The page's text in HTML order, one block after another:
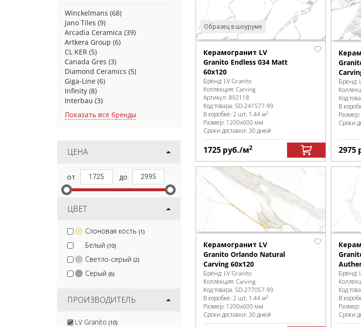
Winckelmans (68)
Jano Tiles (9)
Arcadia Ceramica (39)
Artkera Group (6)
CL KER (5)
Canada Gres (3)
Diamond Ceramics (5)
Giga-Line (6)
Infinity (8)
Interbau (3)
Показать все бренды
ЦЕНА
ЦВЕТ
Слоновая кость (1)
Белый (10)
Светло-серый (2)
Серый (6)
ПРОИЗВОДИТЕЛЬ
LV Granito (10)
Образец в шоуруме
Керамогранит LV
Granito Endless 034 Matt
60x120
Бренд: LV Granito
Коллекция: Carving
Артикул: 892118
Код товара: SD-241577-99
В коробке: 2 шт, 1.44 м2
Размер: 1200x600 мм
Сроки доставки: 30 дней
1725 руб./м2
Бренд:
Код
В
Размер:
Сроки
2975
Керамогранит LV
Granito Orlando Natural
Carving 60x120
Бренд: LV Granito
Коллекция: Carving
Код товара: SD-277057-99
В коробке: 2 шт, 1.44 м2
Размер: 1200x600 мм
Сроки доставки: 30 дней
Бренд:
Код
В
Размер:
Сроки